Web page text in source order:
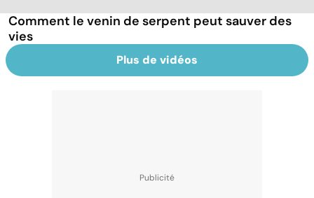
Comment le venin de serpent peut sauver des
vies
Plus de vidéos